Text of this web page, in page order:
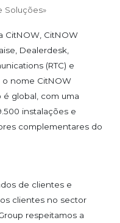
Soluções»
CitNOW, CitNOW
Dealerdesk,
(RTC) e
o nome CitNOW
é global, com uma
instalações e
complementares do
de clientes e
clientes no sector
respeitamos a